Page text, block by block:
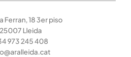
Ferran, 18 3er piso
25007 Lleida
973 245 408